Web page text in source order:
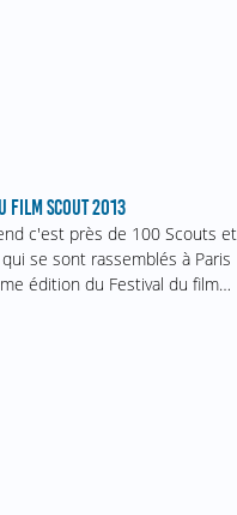
FILM SCOUT 2013
c'est près de 100 Scouts et
se sont rassemblés à Paris
édition du Festival du film…